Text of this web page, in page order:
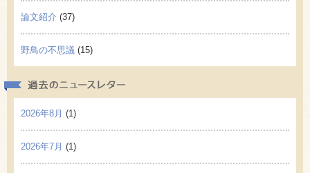
論文紹介 (37)
野鳥の不思議 (15)
2026年8月 (1)
2026年7月 (1)